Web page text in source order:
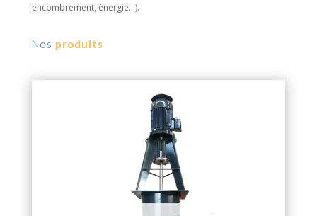
encombrement, énergie…).
Nos produits